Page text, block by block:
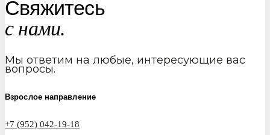
Свяжитесь
с нами.
Мы ответим на любые, интересующие вас
вопросы.
Взрослое направление
+7 (952) 042-19-18